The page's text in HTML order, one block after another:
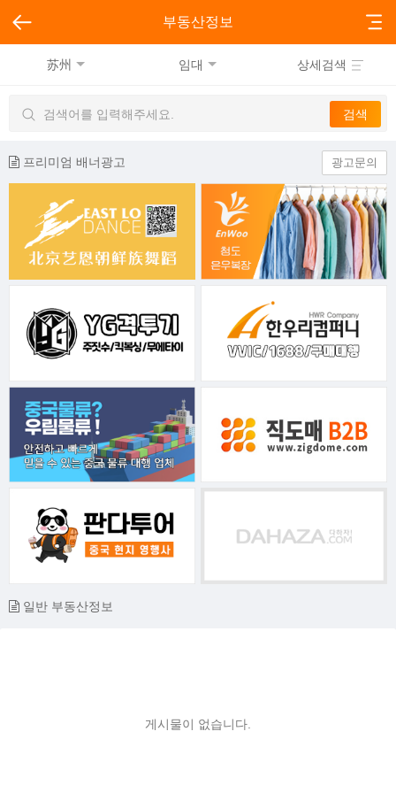
부동산정보
苏州 임대 상세검색
프리미엄 배너광고 광고문의
일반 부동산정보
게시물이 없습니다.